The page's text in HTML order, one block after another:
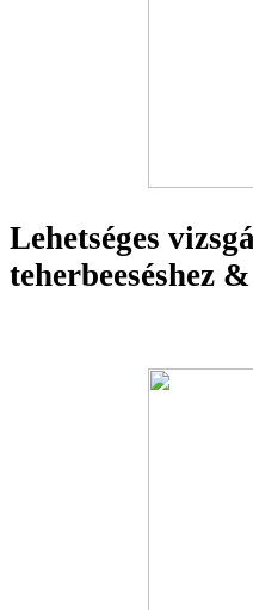
Lehetséges
teherbeeséshez